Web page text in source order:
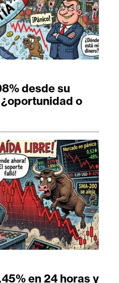
desde su
o
en 24 horas y